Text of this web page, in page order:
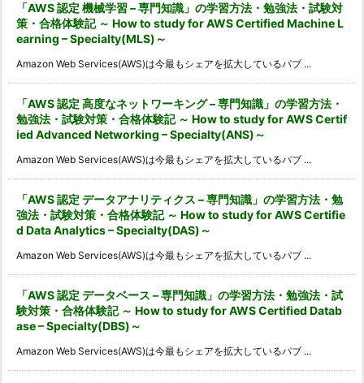
「AWS 認定 機械学習 – 専門知識」の学習方法・勉強法・試験対
策・合格体験記 ～ How to study for AWS Certified Machine L
earning – Specialty(MLS)～
Amazon Web Services(AWS)は今最もシェアを拡大しているパブ ...
「AWS 認定 高度なネットワーキング – 専門知識」の学習方法・
勉強法・試験対策・合格体験記 ～ How to study for AWS Certif
ied Advanced Networking – Specialty(ANS)～
Amazon Web Services(AWS)は今最もシェアを拡大しているパブ ...
「AWS 認定 データアナリティクス – 専門知識」の学習方法・勉
強法・試験対策・合格体験記 ～ How to study for AWS Certifie
d Data Analytics – Specialty(DAS)～
Amazon Web Services(AWS)は今最もシェアを拡大しているパブ ...
「AWS 認定 データベース – 専門知識」の学習方法・勉強法・試
験対策・合格体験記 ～ How to study for AWS Certified Datab
ase – Specialty(DBS)～
Amazon Web Services(AWS)は今最もシェアを拡大しているパブ ...